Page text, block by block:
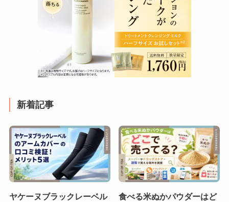
新着記事
ヤケーヌブラックレーベル
食べる米ぬかパウダーはど